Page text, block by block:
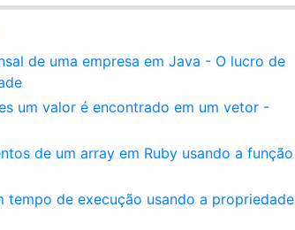
de uma empresa em Java - O lucro de
um valor é encontrado em um vetor -
de um array em Ruby usando a função
tempo de execução usando a propriedade